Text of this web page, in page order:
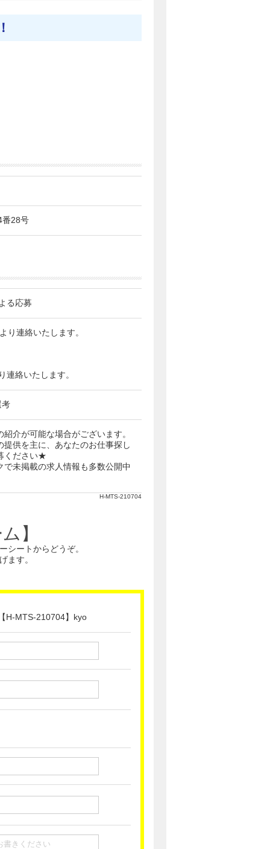
番28号
る応募
り連絡いたします。
絡いたします。
考
介が可能な場合がございます。
提供を主に、あなたのお仕事探し
ください★
未掲載の求人情報も多数公開中
H-MTS-210704
】
シートからどうぞ。
ます。
H-MTS-210704】kyo